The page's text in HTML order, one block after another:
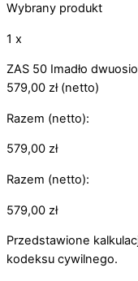
Wybrany produkt
1 x
ZAS 50 Imadło
579,00 zł(netto)
Razem (netto):
579,00 zł
Razem (netto):
579,00 zł
Przedstawione
kodeksu cywilnego.